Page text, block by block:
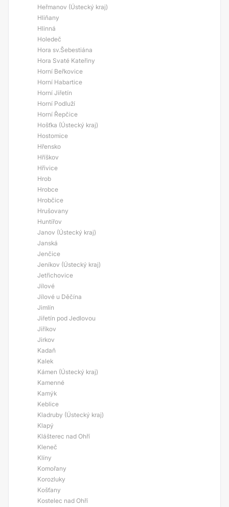
Heřmanov (Ústecký kraj)
Hliňany
Hlinná
Holedeč
Hora sv.Šebestiána
Hora Svaté Kateřiny
Horní Beřkovice
Horní Habartice
Horní Jiřetín
Horní Podluží
Horní Řepčice
Hošťka (Ústecký kraj)
Hostomice
Hřensko
Hříškov
Hřivice
Hrob
Hrobce
Hrobčice
Hrušovany
Huntířov
Janov (Ústecký kraj)
Janská
Jenčice
Jeníkov (Ústecký kraj)
Jetřichovice
Jílové
Jílové u Děčína
Jimlín
Jiřetín pod Jedlovou
Jiříkov
Jirkov
Kadaň
Kalek
Kámen (Ústecký kraj)
Kamenné
Kamýk
Keblice
Kladruby (Ústecký kraj)
Klapý
Klášterec nad Ohří
Kleneč
Klíny
Komořany
Korozluky
Košťany
Kostelec nad Ohří